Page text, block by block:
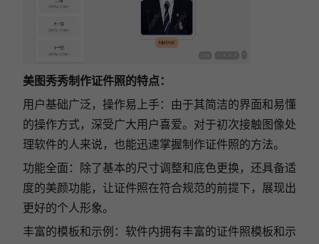
美图秀秀制作证件照的特点：
用户基础广泛，操作易上手：由于其简洁的界面和易懂
的操作方式，深受广大用户喜爱。对于初次接触图像处
理软件的人来说，也能迅速掌握制作证件照的方法。
功能全面：除了基本的尺寸调整和底色更换，还具备适
度的美颜功能，让证件照在符合规范的前提下，展现出
更好的个人形象。
丰富的模板和示例：软件内拥有丰富的证件照模板和示